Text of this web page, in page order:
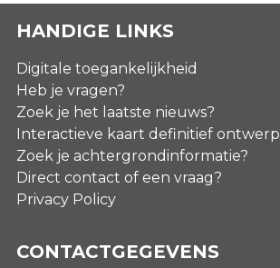
HANDIGE LINKS
Digitale toegankelijkheid
Heb je vragen?
Zoek je het laatste nieuws?
Interactieve kaart definitief ontwerp
Zoek je achtergrondinformatie?
Direct contact of een vraag?
Privacy Policy
CONTACTGEGEVENS